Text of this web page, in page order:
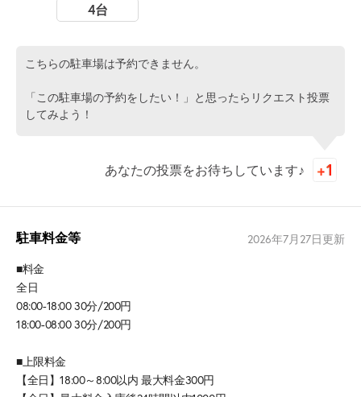
4台
こちらの駐車場は予約できません。
「この駐車場の予約をしたい！」と思ったらリクエスト投票
してみよう！
あなたの投票をお待ちしています♪
駐車料金等 2026年7月27日更新
■料金
全日
08:00-18:00 30分/200円
18:00-08:00 30分/200円
■上限料金
【全日】18:00～8:00以内 最大料金300円